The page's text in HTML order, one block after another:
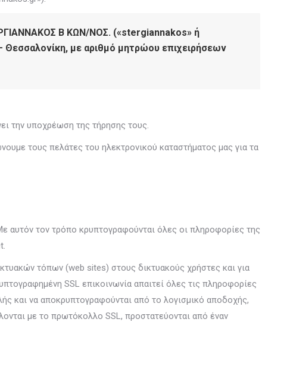
Β ΚΩΝ/ΝΟΣ. («stergiannakos» ή
Θεσσαλονίκη, με αριθμό μητρώου επιχειρήσεων
την υποχρέωση της τήρησης τους.
τους πελάτες του ηλεκτρονικού καταστήματος μας για τα
αυτόν τον τρόπο κρυπτογραφούνται όλες οι πληροφορίες της
τόπων (web sites) στους δικτυακούς χρήστες και για
SSL επικοινωνία απαιτεί όλες τις πληροφορίες
και να αποκρυπτογραφούνται από το λογισμικό αποδοχής,
με το πρωτόκολλο SSL, προστατεύονται από έναν